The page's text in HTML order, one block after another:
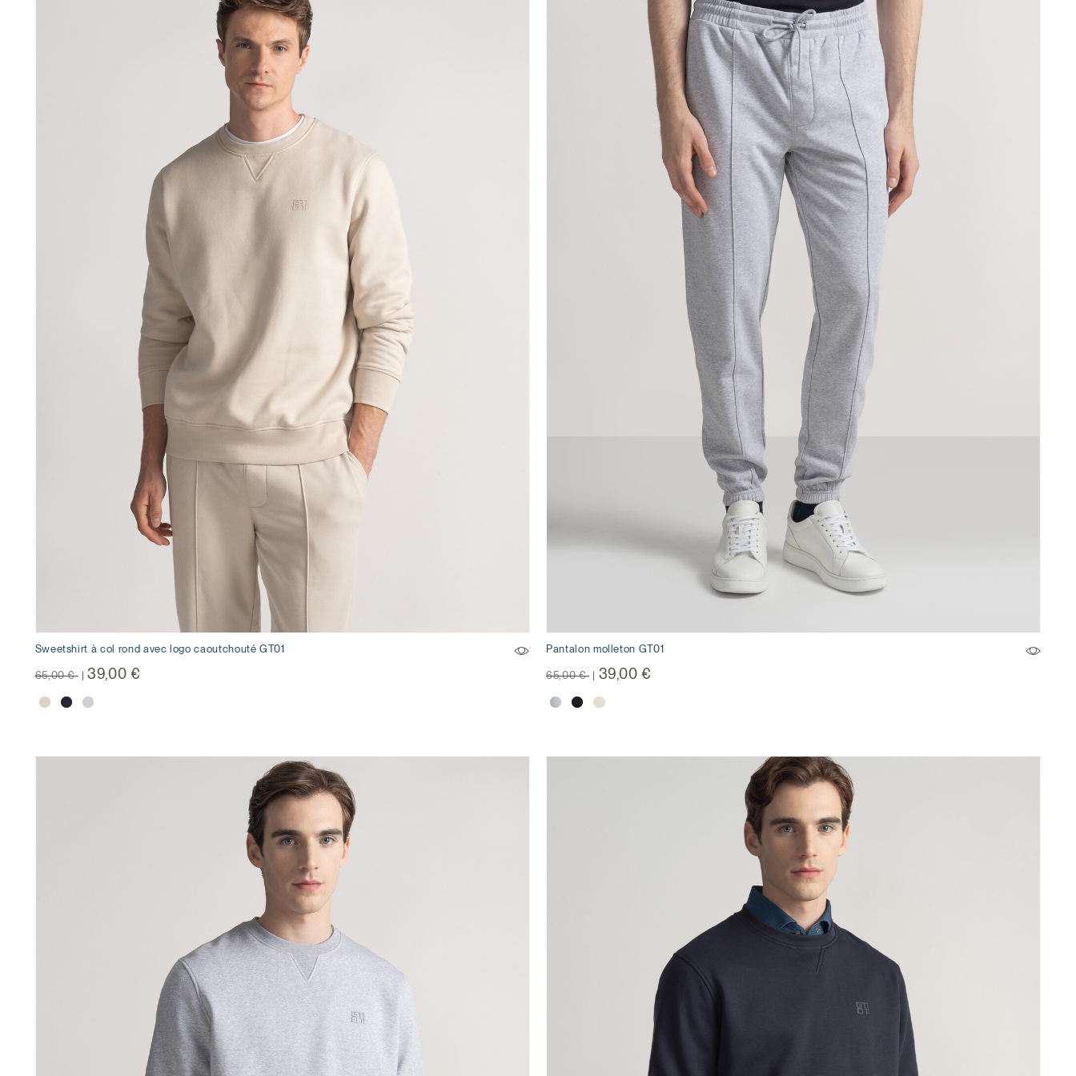
Sweetshirt à col rond avec logo caoutchouté GT01
Prix réduit de
65,00 € à| 39,00 €
Pantalon molleton GT01
Prix réduit de
65,00 € à| 39,00 €